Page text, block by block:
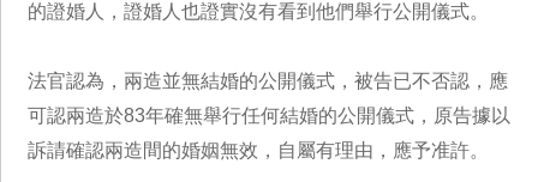
的證婚人，證婚人也證實沒有看到他們舉行公開儀式。
法官認為，兩造並無結婚的公開儀式，被告已不否認，應
可認兩造於83年確無舉行任何結婚的公開儀式，原告據以
訴請確認兩造間的婚姻無效，自屬有理由，應予准許。